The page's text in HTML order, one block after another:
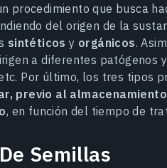
procedimiento que busca
del origen de la
sintéticos y orgánicos.
a diferentes patógenos
Por último, los tres tipos
previo al almacenamiento
, en función del tiempo de
Semillas